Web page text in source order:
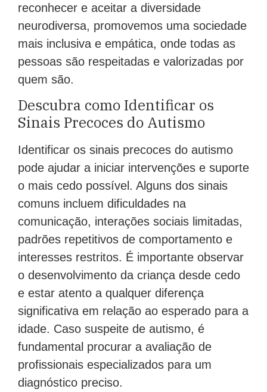
reconhecer e aceitar a diversidade
neurodiversa, promovemos uma sociedade
mais inclusiva e empática, onde todas as
pessoas são respeitadas e valorizadas por
quem são.
Descubra como Identificar os
Sinais Precoces do Autismo
Identificar os sinais precoces do autismo
pode ajudar a iniciar intervenções e suporte
o mais cedo possível. Alguns dos sinais
comuns incluem dificuldades na
comunicação, interações sociais limitadas,
padrões repetitivos de comportamento e
interesses restritos. É importante observar
o desenvolvimento da criança desde cedo
e estar atento a qualquer diferença
significativa em relação ao esperado para a
idade. Caso suspeite de autismo, é
fundamental procurar a avaliação de
profissionais especializados para um
diagnóstico preciso.